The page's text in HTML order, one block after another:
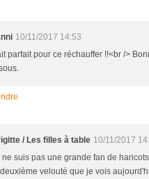
10/11/2017 14:53
parfait pour ce réchauffer !!<br />
/ Les filles à table 10/11/2017
ne suis pas une grande fan de
deuxième velouté que je vois